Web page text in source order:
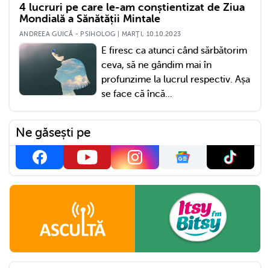
4 lucruri pe care le-am conștientizat de Ziua
Mondială a Sănătății Mintale
ANDREEA GUICĂ - PSIHOLOG | MARŢI, 10.10.2023
E firesc ca atunci când sărbătorim
ceva, să ne gândim mai în
profunzime la lucrul respectiv. Așa
se face că încă...
Ne găsești pe